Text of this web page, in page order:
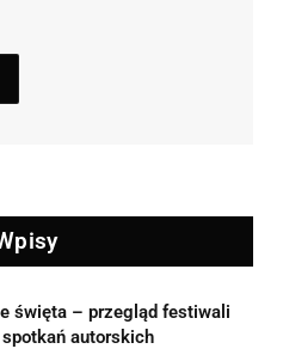
święta – przegląd festiwali
autorskich